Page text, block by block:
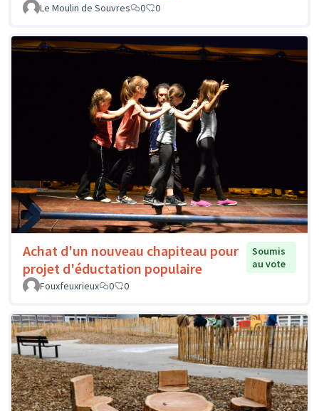
Le Moulin de Souvres 0 0
Achat d'un nouveau chapiteau pour
projet d'éductation populaire
Soumis
au vote
Fouxfeuxrieux
0 0